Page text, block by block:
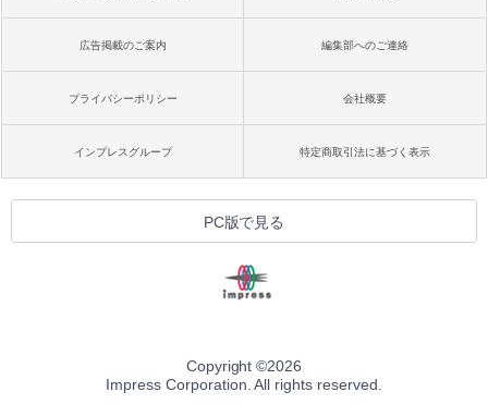
広告掲載のご案内 編集部へのご連絡
プライバシーポリシー 会社概要
インプレスグループ 特定商取引法に基づく表示
PC版で見る
Copyright ©2026
Impress Corporation. All rights reserved.